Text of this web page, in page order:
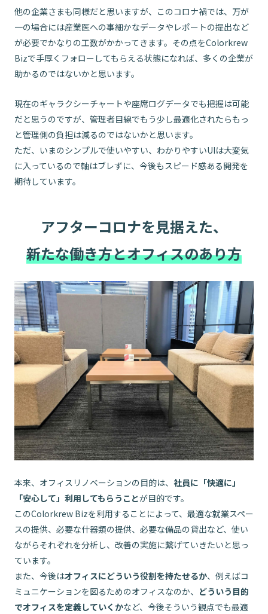
他の企業さまも同様だと思いますが、このコロナ禍では、万が
一の場合には産業医への事細かなデータやレポートの提出など
が必要でかなりの工数がかかってきます。その点をColorkrew
Bizで手厚くフォローしてもらえる状態になれば、多くの企業が
助かるのではないかと思います。
現在のギャラクシーチャートや座席ログデータでも把握は可能
だと思うのですが、管理者目線でもう少し最適化されたらもっ
と管理側の負担は減るのではないかと思います。
ただ、いまのシンプルで使いやすい、わかりやすいUIは大変気
に入っているので軸はブレずに、今後もスピード感ある開発を
期待しています。
アフターコロナを見据えた、
新たな働き方とオフィスのあり方
本来、オフィスリノベーションの目的は、 社員に「快適に」
「安心して」利用してもらうことが目的です。
このColorkrew Bizを利用することによって、最適な就業スペー
スの提供、必要な什器類の提供、必要な備品の貸出など、使い
ながらそれぞれを分析し、改善の実施に繋げていきたいと思っ
ています。
また、今後はオフィスにどういう役割を持たせるか、例えばコ
ミュニケーションを図るためのオフィスなのか、 どういう目的
でオフィスを定義していくかなど、今後そういう観点でも最適